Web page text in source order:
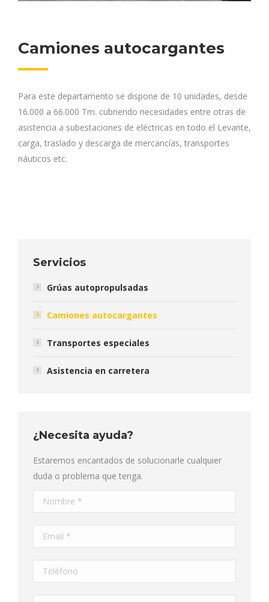
Camiones autocargantes
Para este departamento se dispone de 10 unidades, desde
16.000 a 66.000 Tm. cubriendo necesidades entre otras de
asistencia a subestaciones de eléctricas en todo el Levante,
carga, traslado y descarga de mercancías, transportes
náuticos etc.
Servicios
Grúas autopropulsadas
Camiones autocargantes
Transportes especiales
Asistencia en carretera
¿Necesita ayuda?
Estaremos encantados de solucionarle cualquier
duda o problema que tenga.